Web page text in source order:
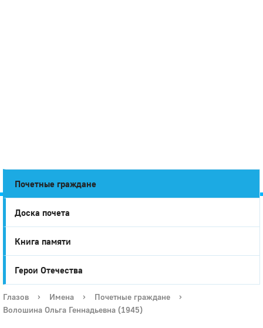
Город
Глазов
Почетные граждане
Доска почета
Книга памяти
Герои Отечества
Глазов › Имена › Почетные граждане
›
Волошина Ольга Геннадьевна (1945)